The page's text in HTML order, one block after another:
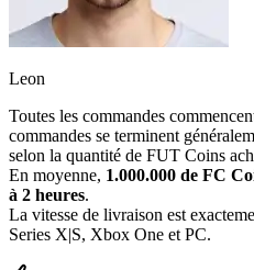
Leon
Toutes les commandes
commandes se terminent
selon la quantité de FUT Coins
En moyenne, 1.000.000 de FC
à 2 heures.
La vitesse de livraison est
Series X|S, Xbox One et PC.